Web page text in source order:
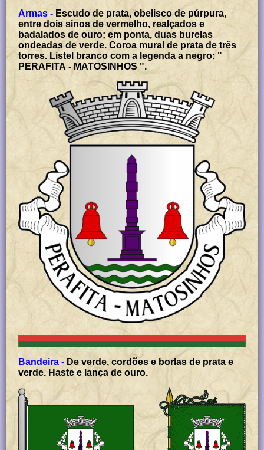
Armas - Escudo de prata, obelisco de púrpura,
entre dois sinos de vermelho, realçados e
badalados de ouro; em ponta, duas burelas
ondeadas de verde. Coroa mural de prata de três
torres. Listel branco com a legenda a negro: "
PERAFITA - MATOSINHOS ".
Bandeira - De verde, cordões e borlas de prata e
verde. Haste e lança de ouro.